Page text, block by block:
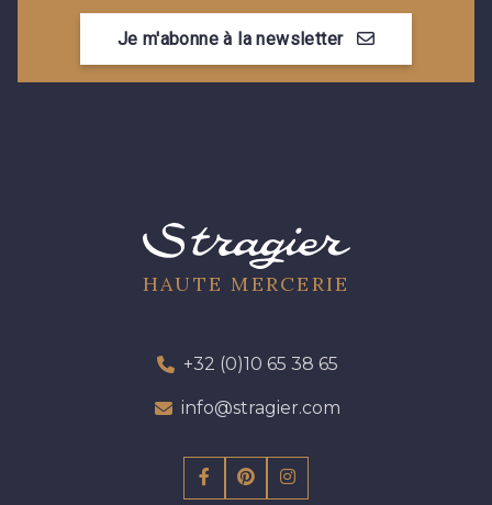
Je m'abonne à la newsletter
HAUTE MERCERIE
+32 (0)10 65 38 65
info@stragier.com